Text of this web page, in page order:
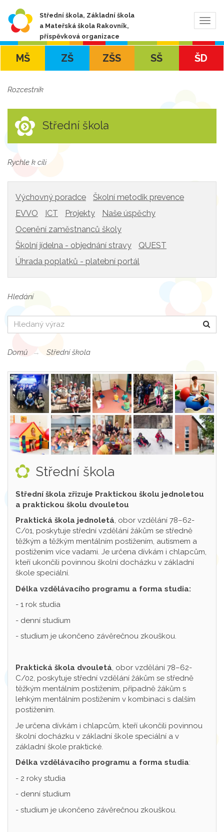
Střední škola, Základní škola
a Mateřská škola Rakovník,
příspěvková organizace
MŠ ZŠ ZŠS SŠ ŠD
Rozcestník
Střední škola
Rychle k cíli
Výchovný poradce
Školní metodik prevence
EVVO
ICT Projekty
Naše úspěchy
Ocenění zaměstnanců školy
Školní jídelna - objednání stravy
QUEST
Úhrada poplatků - platební portál
Hledání
Hledat
Domů Střední škola
Střední škola
Střední škola zřizuje Praktickou školu jednoletou
a praktickou školu dvouletou
Praktická škola jednoletá, obor vzdělání 78–62-
C/01, poskytuje střední vzdělání žákům se středně
těžkým a těžkým mentálním postižením, autismem a
postižením více vadami. Je určena dívkám i chlapcům,
kteří ukončili povinnou školní docházku v základní
škole speciální.
Délka vzdělávacího programu a forma studia:
- 1 rok studia
- denní studium
- studium je ukončeno závěrečnou zkouškou.
Praktická škola dvouletá, obor vzdělání 78–62-
C/02, poskytuje střední vzdělání žákům se středně
těžkým mentálním postižením, případně žákům s
lehkým mentálním postižením v kombinaci s dalším
postižením.
Je určena dívkám i chlapcům, kteří ukončili povinnou
školní docházku v základní škole speciální a v
základní škole praktické.
Délka vzdělávacího programu a forma studia:
- 2 roky studia
- denní studium
- studium je ukončeno závěrečnou zkouškou.